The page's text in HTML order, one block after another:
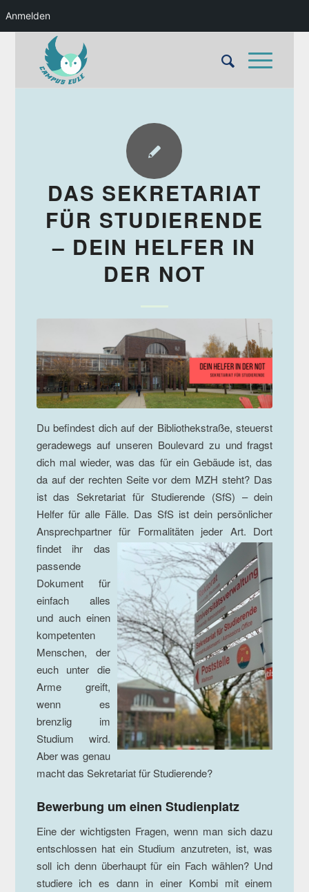
Anmelden
DAS SEKRETARIAT
FÜR STUDIERENDE
– DEIN HELFER IN
DER NOT
Du befindest dich auf der Bibliothekstraße, steuerst
geradewegs auf unseren Boulevard zu und fragst
dich mal wieder, was das für ein Gebäude ist, das
da auf der rechten Seite vor dem MZH steht? Das
ist das Sekretariat für Studierende (SfS) – dein
Helfer für alle Fälle. Das SfS ist dein persönlicher
Ansprechpartner für Formalitäten jeder Art. Dort
findet ihr das
passende
Dokument für
einfach alles
und auch einen
kompetenten
Menschen, der
euch unter die
Arme greift,
wenn es
brenzlig im
Studium wird.
Aber was genau
macht das Sekretariat für Studierende?
Bewerbung um einen Studienplatz
Eine der wichtigsten Fragen, wenn man sich dazu
entschlossen hat ein Studium anzutreten, ist, was
soll ich denn überhaupt für ein Fach wählen? Und
studiere ich es dann in einer Kombi mit einem